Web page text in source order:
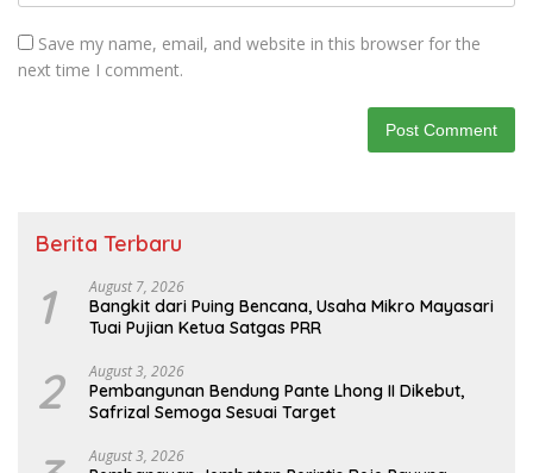
Save my name, email, and website in this browser for the
next time I comment.
Berita Terbaru
1 August 7, 2026
Bangkit dari Puing Bencana, Usaha Mikro Mayasari
Tuai Pujian Ketua Satgas PRR
2 August 3, 2026
Pembangunan Bendung Pante Lhong II Dikebut,
Safrizal Semoga Sesuai Target
August 3, 2026